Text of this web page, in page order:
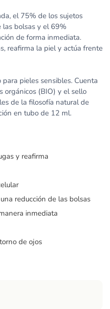
el 75% de los sujetos
las bolsas y el 69%
de forma inmediata.
reafirma la piel y actúa frente
pieles sensibles. Cuenta
orgánicos (BIO) y el sello
de la filosofía natural de
en tubo de 12 ml.
y reafirma
reducción de las bolsas
inmediata
de ojos